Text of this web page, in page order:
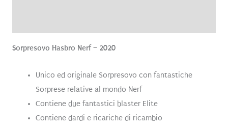
Sorpresovo Hasbro Nerf – 2020
Unico ed originale Sorpresovo con fantastiche
Sorprese relative al mondo Nerf
Contiene due fantastici blaster Elite
Contiene dardi e ricariche di ricambio